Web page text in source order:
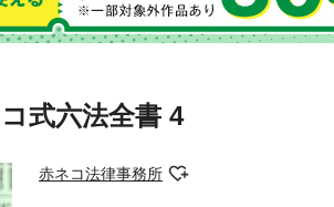
式六法全書 4
赤ネコ法律事務所